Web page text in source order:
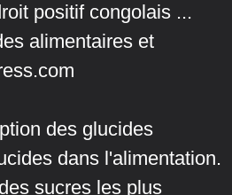
positif congolais ...
alimentaires et
des glucides
dans l'alimentation.
sucres les plus